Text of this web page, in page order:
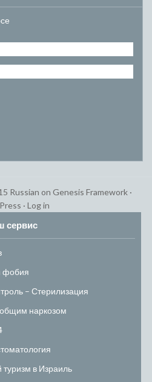
Russian on Genesis Framework ·
· Log in
сервис
фобия
– Стерилизация
наркозом
туризм в Израиль